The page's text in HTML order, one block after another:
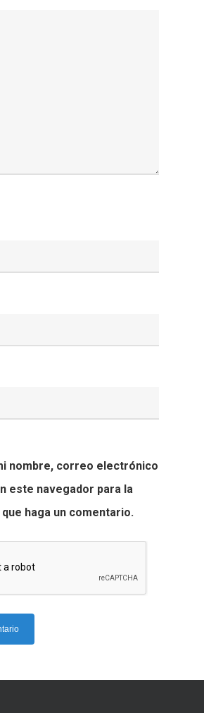
nombre, correo electrónico
este navegador para la
haga un comentario.